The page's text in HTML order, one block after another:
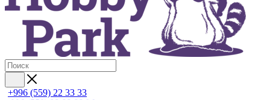
+996 (559) 22 33 33